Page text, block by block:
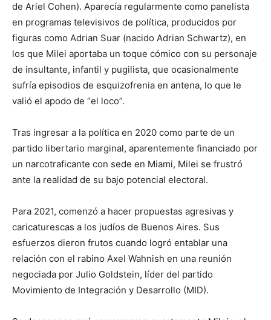
de Ariel Cohen). Aparecía regularmente como panelista
en programas televisivos de política, producidos por
figuras como Adrian Suar (nacido Adrian Schwartz), en
los que Milei aportaba un toque cómico con su personaje
de insultante, infantil y pugilista, que ocasionalmente
sufría episodios de esquizofrenia en antena, lo que le
valió el apodo de “el loco”.
Tras ingresar a la política en 2020 como parte de un
partido libertario marginal, aparentemente financiado por
un narcotraficante con sede en Miami, Milei se frustró
ante la realidad de su bajo potencial electoral.
Para 2021, comenzó a hacer propuestas agresivas y
caricaturescas a los judíos de Buenos Aires. Sus
esfuerzos dieron frutos cuando logró entablar una
relación con el rabino Axel Wahnish en una reunión
negociada por Julio Goldstein, líder del partido
Movimiento de Integración y Desarrollo (MID).